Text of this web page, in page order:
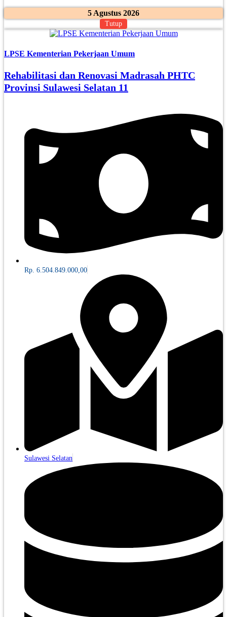
5 Agustus 2026
Tutup
LPSE Kementerian Pekerjaan Umum
Rehabilitasi dan Renovasi Madrasah PHTC
Provinsi Sulawesi Selatan 11
Rp. 6.504.849.000,00
Sulawesi Selatan